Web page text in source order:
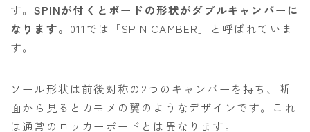
SCAPE
THE NORTH FACE
す。SPINが付くとボードの形状がダブルキャンバーに
なります。 011では「SPIN CAMBER」と呼ばれていま
す。
ソール形状は前後対称の2つのキャンバーを持ち、断
面から見るとカモメの翼のようなデザインです。これ
は通常のロッカーボードとは異なります。